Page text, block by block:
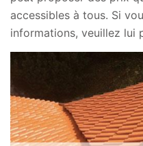
accessibles à tous. Si
informations, veuillez lui